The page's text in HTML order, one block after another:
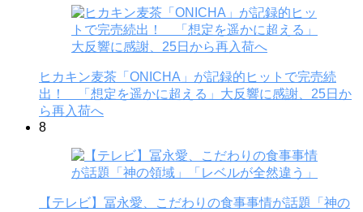
ヒカキン麦茶「ONICHA」が記録的ヒットで完売続
出！ 「想定を遥かに超える」大反響に感謝、25日か
ら再入荷へ
8
【テレビ】冨永愛、こだわりの食事事情が話題「神の